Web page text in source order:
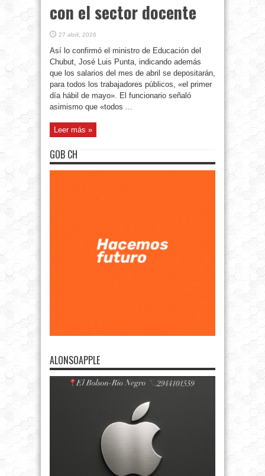
con el sector docente
27 abril, 2026
Así lo confirmó el ministro de Educación del
Chubut, José Luis Punta, indicando además
que los salarios del mes de abril se depositarán,
para todos los trabajadores públicos, «el primer
día hábil de mayo». El funcionario señaló
asimismo que «todos ...
Leer más »
GOB CH
ALONSOAPPLE